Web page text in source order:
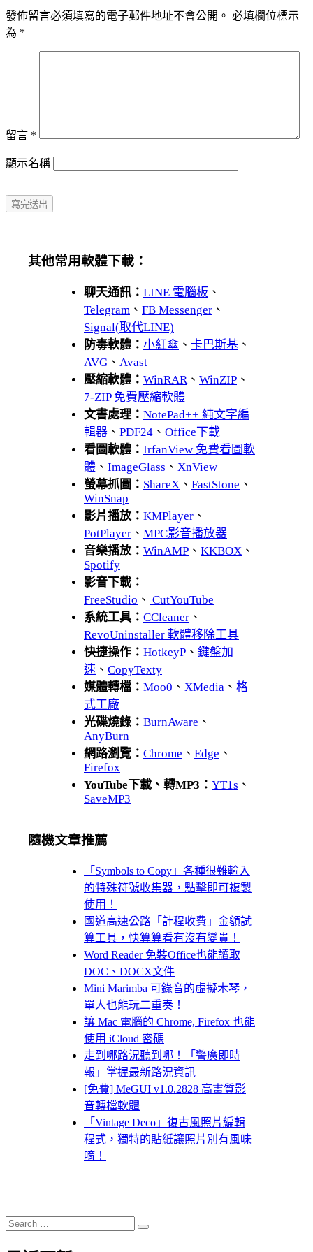
發佈留言必須填寫的電子郵件地址不會公開。 必填欄位標示
為 *
留言 *
顯示名稱
其他常用軟體下載：
聊天通訊： LINE 電腦板 、
Telegram 、 FB Messenger 、
Signal(取代LINE)
防毒軟體： 小紅傘 、 卡巴斯基 、
AVG 、 Avast
壓縮軟體： WinRAR 、 WinZIP 、
7-ZIP 免費壓縮軟體
文書處理： NotePad++ 純文字編
輯器 、 PDF24 、 Office下載
看圖軟體： IrfanView 免費看圖軟
體 、 ImageGlass 、 XnView
螢幕抓圖： ShareX 、 FastStone 、
WinSnap
影片播放： KMPlayer 、
PotPlayer 、 MPC影音播放器
音樂播放： WinAMP 、 KKBOX 、
Spotify
影音下載：
FreeStudio 、 CutYouTube
系統工具： CCleaner 、
RevoUninstaller 軟體移除工具
快捷操作： HotkeyP 、 鍵盤加
速 、 CopyTexty
媒體轉檔： Moo0 、 XMedia 、 格
式工廠
光碟燒錄： BurnAware 、
AnyBurn
網路瀏覽： Chrome 、 Edge 、
Firefox
YouTube下載、轉MP3： YT1s 、
SaveMP3
隨機文章推薦
「Symbols to Copy」各種很難輸入
的特殊符號收集器，點擊即可複製
使用！
國道高速公路「計程收費」金額試
算工具，快算算看有沒有變貴！
Word Reader 免裝Office也能讀取
DOC、DOCX文件
Mini Marimba 可錄音的虛擬木琴，
單人也能玩二重奏！
讓 Mac 電腦的 Chrome, Firefox 也能
使用 iCloud 密碼
走到哪路況聽到哪！「警廣即時
報」掌握最新路況資訊
[免費] MeGUI v1.0.2828 高畫質影
音轉檔軟體
「Vintage Deco」復古風照片編輯
程式，獨特的貼紙讓照片別有風味
唷！
Search
for:
Search